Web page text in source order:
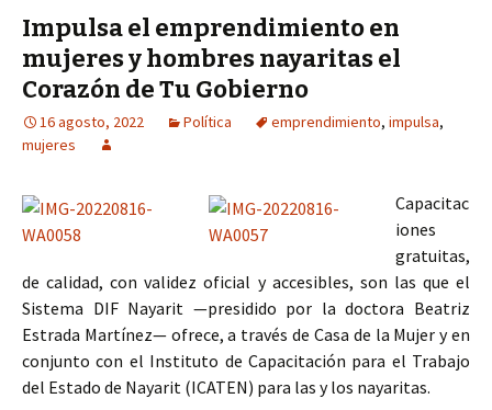
Impulsa el emprendimiento en
mujeres y hombres nayaritas el
Corazón de Tu Gobierno
16 agosto, 2022 Política emprendimiento, impulsa,
mujeres
Capacitac
iones
gratuitas,
de calidad, con validez oficial y accesibles, son las que el
Sistema DIF Nayarit —presidido por la doctora Beatriz
Estrada Martínez— ofrece, a través de Casa de la Mujer y en
conjunto con el Instituto de Capacitación para el Trabajo
del Estado de Nayarit (ICATEN) para las y los nayaritas.